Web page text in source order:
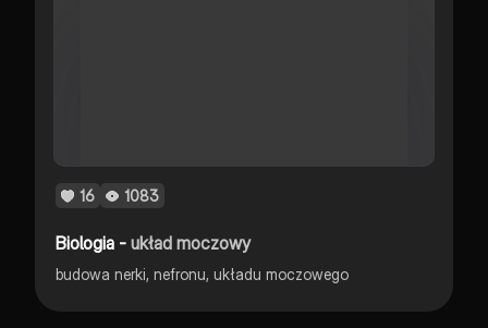
16 1083
Biologia -układ moczowy
budowa nerki, nefronu, układu moczowego